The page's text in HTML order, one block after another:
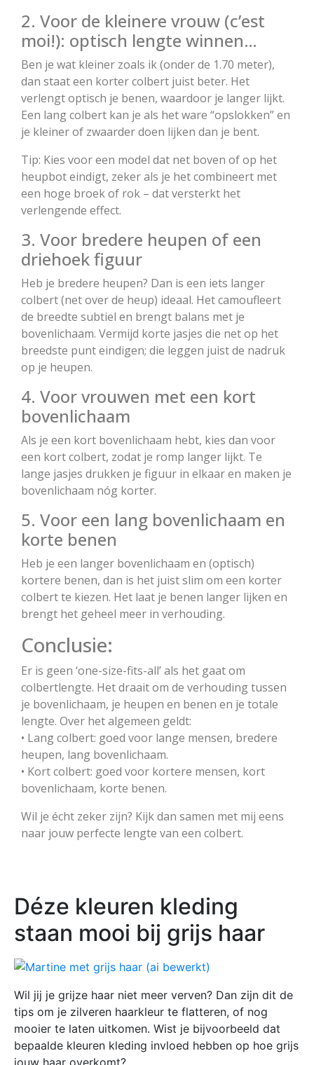
2. Voor de kleinere vrouw (c’est
moi!): optisch lengte winnen…
Ben je wat kleiner zoals ik (onder de 1.70 meter),
dan staat een korter colbert juist beter. Het
verlengt optisch je benen, waardoor je langer lijkt.
Een lang colbert kan je als het ware “opslokken” en
je kleiner of zwaarder doen lijken dan je bent.
Tip: Kies voor een model dat net boven of op het
heupbot eindigt, zeker als je het combineert met
een hoge broek of rok – dat versterkt het
verlengende effect.
3. Voor bredere heupen of een
driehoek figuur
Heb je bredere heupen? Dan is een iets langer
colbert (net over de heup) ideaal. Het camoufleert
de breedte subtiel en brengt balans met je
bovenlichaam. Vermijd korte jasjes die net op het
breedste punt eindigen; die leggen juist de nadruk
op je heupen.
4. Voor vrouwen met een kort
bovenlichaam
Als je een kort bovenlichaam hebt, kies dan voor
een kort colbert, zodat je romp langer lijkt. Te
lange jasjes drukken je figuur in elkaar en maken je
bovenlichaam nóg korter.
5. Voor een lang bovenlichaam en
korte benen
Heb je een langer bovenlichaam en (optisch)
kortere benen, dan is het juist slim om een korter
colbert te kiezen. Het laat je benen langer lijken en
brengt het geheel meer in verhouding.
Conclusie:
Er is geen ‘one-size-fits-all’ als het gaat om
colbertlengte. Het draait om de verhouding tussen
je bovenlichaam, je heupen en benen en je totale
lengte. Over het algemeen geldt:
• Lang colbert: goed voor lange mensen, bredere
heupen, lang bovenlichaam.
• Kort colbert: goed voor kortere mensen, kort
bovenlichaam, korte benen.
Wil je écht zeker zijn? Kijk dan samen met mij eens
naar jouw perfecte lengte van een colbert.
Déze kleuren kleding
staan mooi bij grijs haar
Wil jij je grijze haar niet meer verven? Dan zijn dit de
tips om je zilveren haarkleur te flatteren, of nog
mooier te laten uitkomen. Wist je bijvoorbeeld dat
bepaalde kleuren kleding invloed hebben op hoe grijs